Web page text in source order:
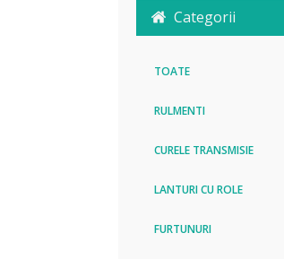
Categorii
TOATE
RULMENTI
CURELE TRANSMISIE
LANTURI CU ROLE
FURTUNURI